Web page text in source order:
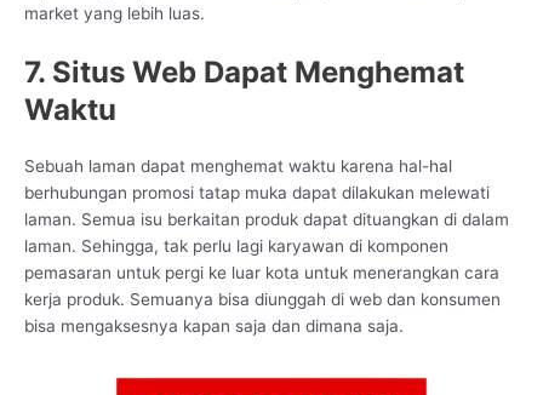
market yang lebih luas.
7. Situs Web Dapat Menghemat
Waktu
Sebuah laman dapat menghemat waktu karena hal-hal
berhubungan promosi tatap muka dapat dilakukan melewati
laman. Semua isu berkaitan produk dapat dituangkan di dalam
laman. Sehingga, tak perlu lagi karyawan di komponen
pemasaran untuk pergi ke luar kota untuk menerangkan cara
kerja produk. Semuanya bisa diunggah di web dan konsumen
bisa mengaksesnya kapan saja dan dimana saja.